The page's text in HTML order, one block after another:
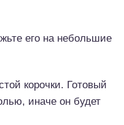
его на небольшие
корочки. Готовый
иначе он будет